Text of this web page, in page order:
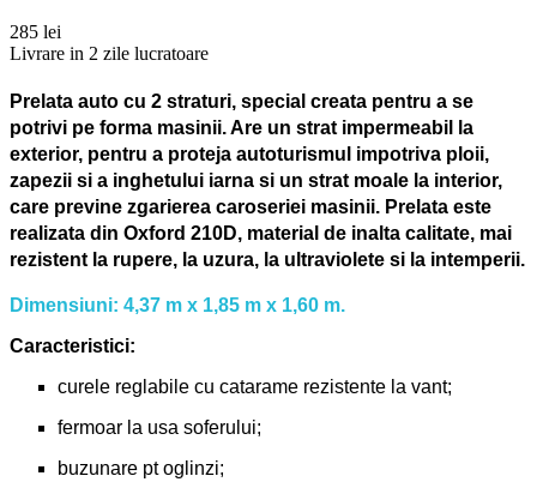
285 lei
Livrare in 2 zile lucratoare
Prelata auto cu 2 straturi, special creata pentru a se
potrivi pe forma masinii. Are un strat impermeabil la
exterior, pentru a proteja autoturismul impotriva ploii,
zapezii si a inghetului iarna si un strat moale la interior,
care previne zgarierea caroseriei masinii. Prelata este
realizata din Oxford 210D, material de inalta calitate, mai
rezistent la rupere, la uzura, la ultraviolete si la intemperii.
Dimensiuni: 4,37 m x 1,85 m x 1,60 m.
Caracteristici:
curele reglabile cu catarame rezistente la vant;
fermoar la usa soferului;
buzunare pt oglinzi;